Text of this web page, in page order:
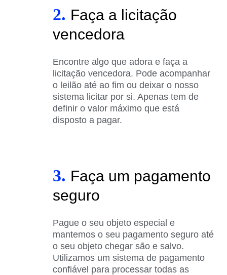
2. Faça a licitação
vencedora
Encontre algo que adora e faça a
licitação vencedora. Pode acompanhar
o leilão até ao fim ou deixar o nosso
sistema licitar por si. Apenas tem de
definir o valor máximo que está
disposto a pagar.
3. Faça um pagamento
seguro
Pague o seu objeto especial e
mantemos o seu pagamento seguro até
o seu objeto chegar são e salvo.
Utilizamos um sistema de pagamento
confiável para processar todas as